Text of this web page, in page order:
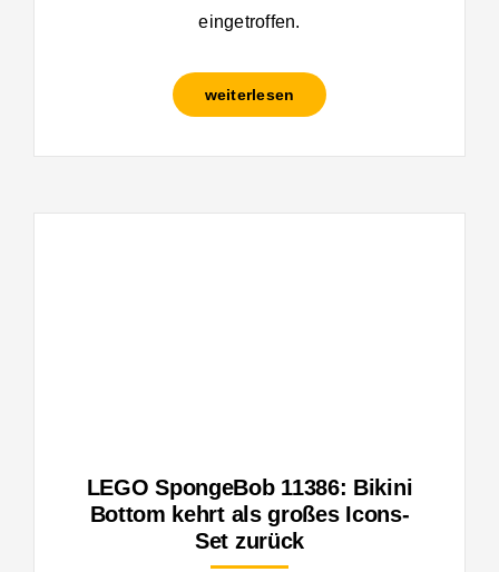
eingetroffen.
weiterlesen
LEGO SpongeBob 11386: Bikini
Bottom kehrt als großes Icons-
Set zurück